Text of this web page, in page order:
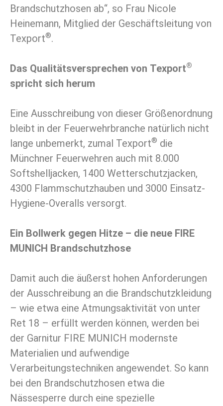
Brandschutzhosen ab“, so Frau Nicole
Heinemann, Mitglied der Geschäftsleitung von
Texport®.
Das Qualitätsversprechen von Texport®
spricht sich herum
Eine Ausschreibung von dieser Größenordnung
bleibt in der Feuerwehrbranche natürlich nicht
lange unbemerkt, zumal Texport® die
Münchner Feuerwehren auch mit 8.000
Softshelljacken, 1400 Wetterschutzjacken,
4300 Flammschutzhauben und 3000 Einsatz-
Hygiene-Overalls versorgt.
Ein Bollwerk gegen Hitze – die neue FIRE
MUNICH Brandschutzhose
Damit auch die äußerst hohen Anforderungen
der Ausschreibung an die Brandschutzkleidung
– wie etwa eine Atmungsaktivität von unter
Ret 18 – erfüllt werden können, werden bei
der Garnitur FIRE MUNICH modernste
Materialien und aufwendige
Verarbeitungstechniken angewendet. So kann
bei den Brandschutzhosen etwa die
Nässesperre durch eine spezielle